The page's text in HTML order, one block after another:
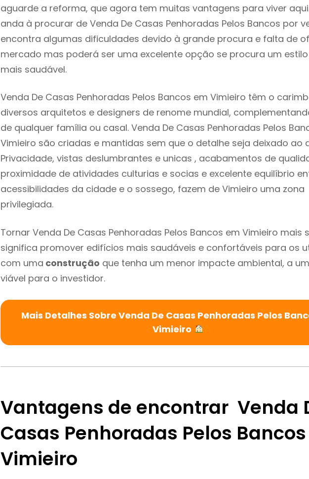
aguarde a reforma, que agora tem muitas vantagens para viver
anda à procurar de Venda De Casas Penhoradas Pelos Bancos por
encontra algumas dificuldades devido à grande procura e falta de
mercado mas poderá ser uma excelente opção se procura um
mais saudável.
Venda De Casas Penhoradas Pelos Bancos em Vimieiro têm o
diversos arquitetos e designers de renome mundial,
de qualquer família ou casal. Venda De Casas Penhoradas Pelos
Vimieiro são criadas e mantidas sem que o detalhe seja deixado ao
Privacidade, vistas deslumbrantes e unicas , acabamentos de
proximidade de atividades culturias e socias e excelente equilíbrio
acessibilidades da cidade e o sossego, fazem de Vimieiro uma zona
privilegiada.
Tornar Venda De Casas Penhoradas Pelos Bancos em Vimieiro mais
significa promover edifícios mais saudáveis e confortáveis para os
com uma construção que tenha um menor impacte ambiental, a
viável para o investidor.
Mais Detalhes Sobre Venda De Casas Penhoradas Pelos
Vimieiro
Vantagens de encontrar Venda
Casas Penhoradas Pelos
Vimieiro